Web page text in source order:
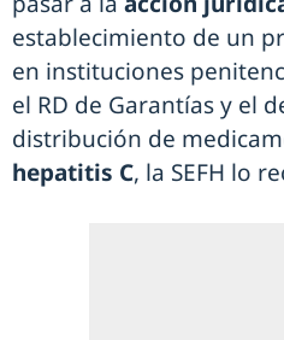
establecimiento de un
en instituciones
el RD de Garantías y el
distribución de
hepatitis C, la SEFH lo